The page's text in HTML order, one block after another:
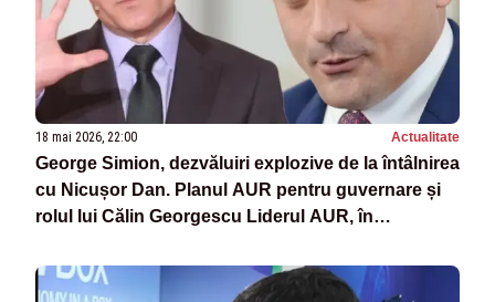
18 mai 2026, 22:00 Actualitate
George Simion, dezvăluiri explozive de la întâlnirea
cu Nicușor Dan. Planul AUR pentru guvernare și
rolul lui Călin Georgescu Liderul AUR, în